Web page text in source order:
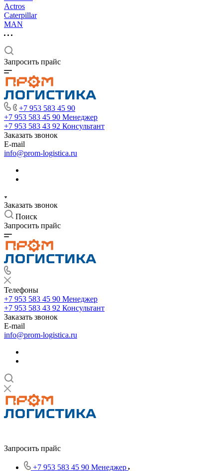
Actros
Caterpillar
MAN
Запросить прайс
+7 953 583 45 90
+7 953 583 45 90 Менеджер
+7 953 583 43 92 Консультант
Заказать звонок
E-mail
info@prom-logistica.ru
Заказать звонок
Поиск
Запросить прайс
Телефоны
+7 953 583 45 90 Менеджер
+7 953 583 43 92 Консультант
Заказать звонок
E-mail
info@prom-logistica.ru
Запросить прайс
+7 953 583 45 90 Менеджер